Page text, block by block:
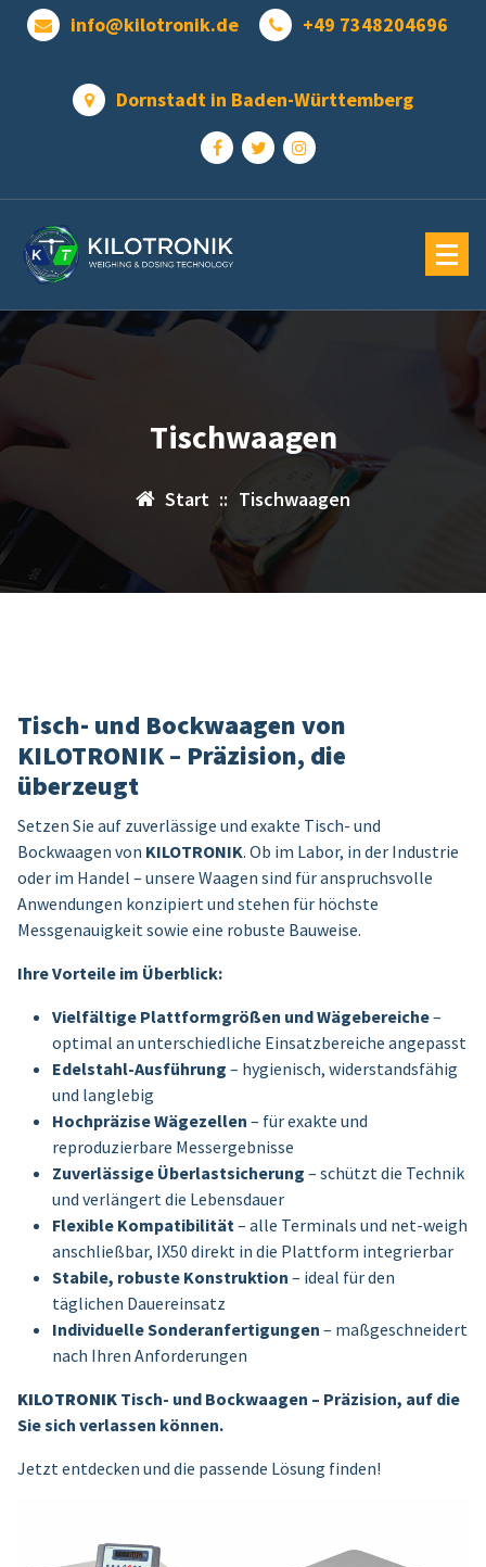
Zum
Inhalt
info@kilotronik.de +49 7348204696
Dornstadt in Baden-Württemberg
Tischwaagen
Start :: Tischwaagen
Tisch- und Bockwaagen von
KILOTRONIK – Präzision, die
überzeugt
Setzen Sie auf zuverlässige und exakte Tisch- und
Bockwaagen von KILOTRONIK. Ob im Labor, in der Industrie
oder im Handel – unsere Waagen sind für anspruchsvolle
Anwendungen konzipiert und stehen für höchste
Messgenauigkeit sowie eine robuste Bauweise.
Ihre Vorteile im Überblick:
Vielfältige Plattformgrößen und Wägebereiche–
optimal an unterschiedliche Einsatzbereiche angepasst
Edelstahl-Ausführung – hygienisch, widerstandsfähig
und langlebig
Hochpräzise Wägezellen – für exakte und
reproduzierbare Messergebnisse
Zuverlässige Überlastsicherung – schützt die Technik
und verlängert die Lebensdauer
Flexible Kompatibilität – alle Terminals und net-weigh
anschließbar, IX50 direkt in die Plattform integrierbar
Stabile, robuste Konstruktion – ideal für den
täglichen Dauereinsatz
Individuelle Sonderanfertigungen – maßgeschneidert
nach Ihren Anforderungen
KILOTRONIK Tisch- und Bockwaagen – Präzision, auf die
Sie sich verlassen können.
Jetzt entdecken und die passende Lösung finden!